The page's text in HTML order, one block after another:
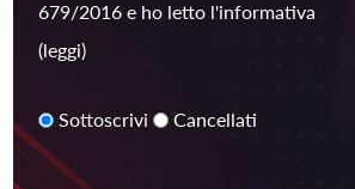
679/2016 e ho letto l'informativa
(leggi)
Sottoscrivi Cancellati